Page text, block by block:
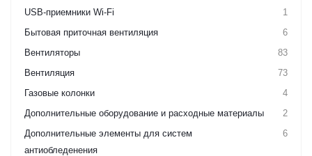
USB-приемники Wi-Fi
1
Бытовая приточная вентиляция
6
Вентиляторы
83
Вентиляция
73
Газовые колонки
4
Дополнительные оборудование и расходные материалы
2
Дополнительные элементы для систем
антиобледенения
6